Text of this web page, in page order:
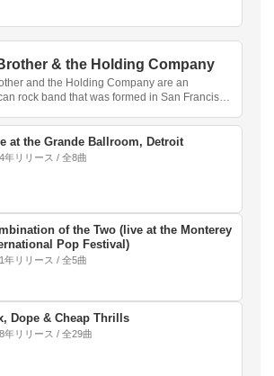
& the Holding Company
and the Holding Company are an
rock band that was formed in San Francisco
at the Grande Ballroom, Detroit
年リリース / 全8曲
of the Two (live at the Monterey
Pop Festival)
年リリース / 全5曲
Dope & Cheap Thrills
年リリース / 全29曲